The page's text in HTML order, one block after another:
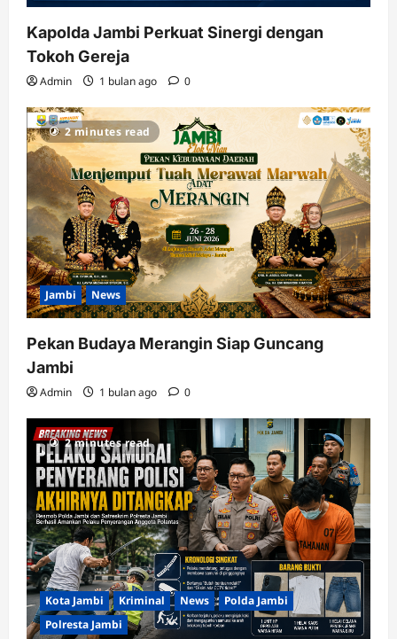
Kapolda Jambi Perkuat Sinergi dengan
Tokoh Gereja
Admin 1 bulan ago 0
2 minutes read
Jambi News
Pekan Budaya Merangin Siap Guncang
Jambi
Admin 1 bulan ago 0
2 minutes read
Kota Jambi Kriminal News
Polda Jambi
Polresta Jambi